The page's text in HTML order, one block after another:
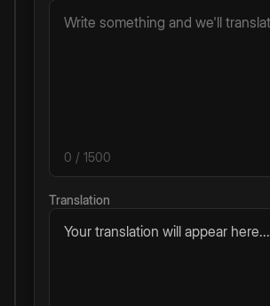
0 / 1500
Translation
Your translation will appear here...